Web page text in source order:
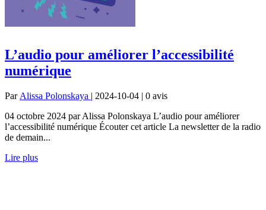
L’audio pour améliorer l’accessibilité
numérique
Par Alissa Polonskaya | 2024-10-04 | 0 avis
04 octobre 2024 par Alissa Polonskaya L’audio pour améliorer
l’accessibilité numérique Écouter cet article La newsletter de la radio
de demain...
Lire plus